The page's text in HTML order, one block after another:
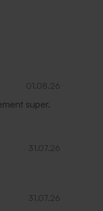
01.08.26
super.
31.07.26
31.07.26